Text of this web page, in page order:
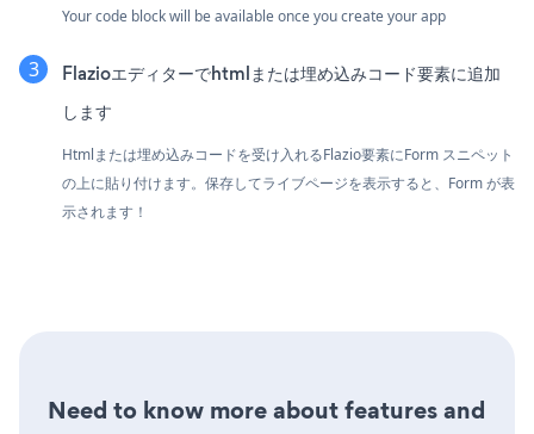
Your code block will be available once you create your app
Flazioエディターでhtmlまたは埋め込みコード要素に追加
します
Htmlまたは埋め込みコードを受け入れるFlazio要素にForm スニペット
の上に貼り付けます。保存してライブページを表示すると、Form が表
示されます！
Need to know more about features and